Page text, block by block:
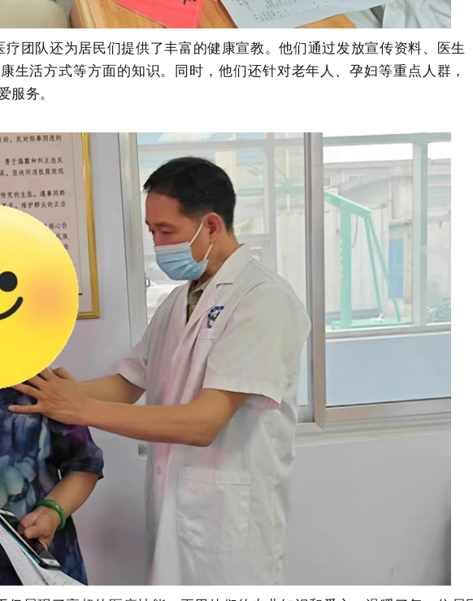
团队还为居民们提供了丰富的健康宣教。他们通过发放宣传资料、医生
生活方式等方面的知识。同时，他们还针对老年人、孕妇等重点人群，
务。